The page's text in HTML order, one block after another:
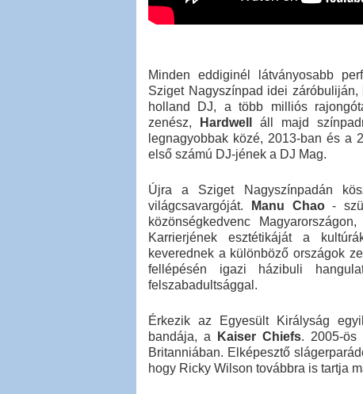
Minden eddiginél látványosabb
Sziget Nagyszínpad idei
holland DJ, a több milliós
zenész,
Hardwell
áll majd
legnagyobbak közé, 2013-ban és a
első számú DJ-jének a DJ Mag.
Újra a Sziget Nagyszínpadán
világcsavargóját.
Manu Chao-
közönségkedvenc
Karrierjének esztétikáját a
keverednek a különböző országok
fellépésén igazi házibuli
felszabadultsággal.
Érkezik az Egyesült Királyság
bandája, a
Kaiser Chiefs. 2005-ös
Britanniában. Elképesztő
hogy Ricky Wilson továbbra is tartja